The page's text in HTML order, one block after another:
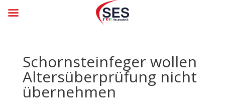
Schornsteinfeger wollen
Alters­über­prüfung nicht
übernehmen